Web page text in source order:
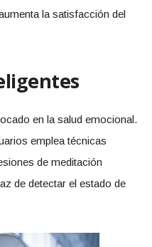
la satisfacción del
en la salud emocional.
emplea técnicas
de meditación
de detectar el estado de